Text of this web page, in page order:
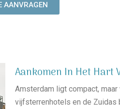
AANVRAGEN
Aankomen In Het Hart
Amsterdam ligt compact,
vijfsterrenhotels en de Zuidas